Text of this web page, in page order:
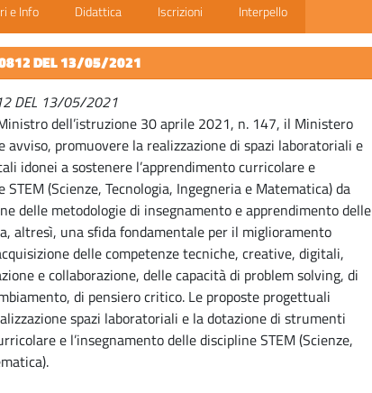
e Info Didattica Iscrizioni Interpello
DEL 13/05/2021
DEL 13/05/2021
dell’istruzione 30 aprile 2021, n. 147, il Ministero
promuovere la realizzazione di spazi laboratoriali e
idonei a sostenere l’apprendimento curricolare e
(Scienze, Tecnologia, Ingegneria e Matematica) da
delle metodologie di insegnamento e apprendimento delle
altresì, una sfida fondamentale per il miglioramento
delle competenze tecniche, creative, digitali,
e collaborazione, delle capacità di problem solving, di
di pensiero critico. Le proposte progettuali
spazi laboratoriali e la dotazione di strumenti
e l’insegnamento delle discipline STEM (Scienze,